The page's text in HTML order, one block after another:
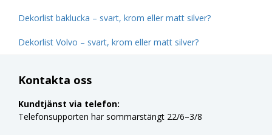
Dekorlist baklucka – svart, krom eller matt silver?
Dekorlist Volvo – svart, krom eller matt silver?
Kontakta oss
Kundtjänst via telefon:
Telefonsupporten har sommarstängt 22/6–3/8